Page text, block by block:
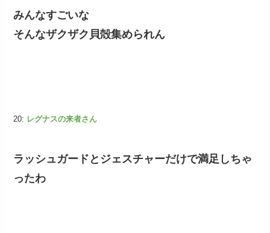
みんなすごいな
そんなザクザク貝殻集められん
20: レグナスの来者さん
ラッシュガードとジェスチャーだけで満足しちゃ
ったわ